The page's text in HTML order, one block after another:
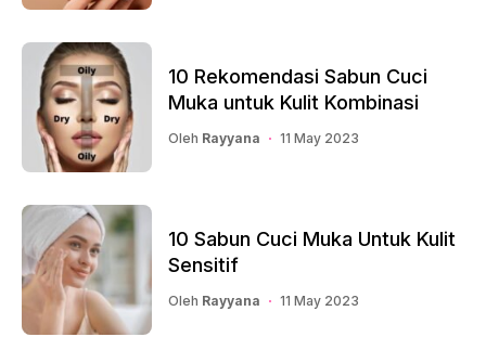
10 Rekomendasi Sabun Cuci
Muka untuk Kulit Kombinasi
Oleh Rayyana 11 May 2023
10 Sabun Cuci Muka Untuk Kulit
Sensitif
Oleh Rayyana 11 May 2023